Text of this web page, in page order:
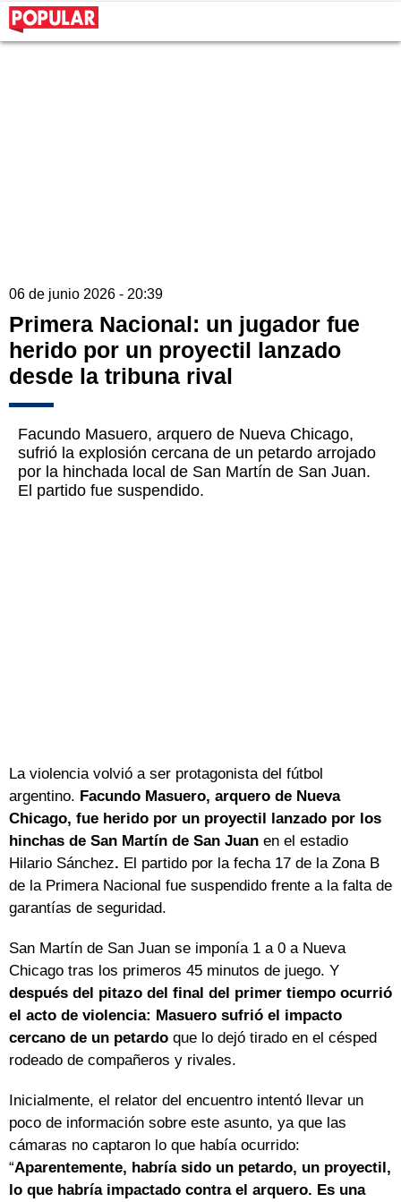
06 de junio 2026 - 20:39
Primera Nacional: un jugador fue
herido por un proyectil lanzado
desde la tribuna rival
Facundo Masuero, arquero de Nueva Chicago,
sufrió la explosión cercana de un petardo arrojado
por la hinchada local de San Martín de San Juan.
El partido fue suspendido.
La violencia volvió a ser protagonista del fútbol
argentino. Facundo Masuero, arquero de Nueva
Chicago, fue herido por un proyectil lanzado por los
hinchas de San Martín de San Juan en el estadio
Hilario Sánchez. El partido por la fecha 17 de la Zona B
de la Primera Nacional fue suspendido frente a la falta de
garantías de seguridad.
San Martín de San Juan se imponía 1 a 0 a Nueva
Chicago tras los primeros 45 minutos de juego. Y
después del pitazo del final del primer tiempo ocurrió
el acto de violencia: Masuero sufrió el impacto
cercano de un petardo que lo dejó tirado en el césped
rodeado de compañeros y rivales.
Inicialmente, el relator del encuentro intentó llevar un
poco de información sobre este asunto, ya que las
cámaras no captaron lo que había ocurrido:
“Aparentemente, habría sido un petardo, un proyectil,
lo que habría impactado contra el arquero. Es una